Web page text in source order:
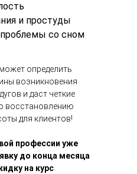
и простуды
со сном
определить
возникновения
и даст четкие
восстановлению
для клиентов!
профессии уже
до конца месяца
на курс